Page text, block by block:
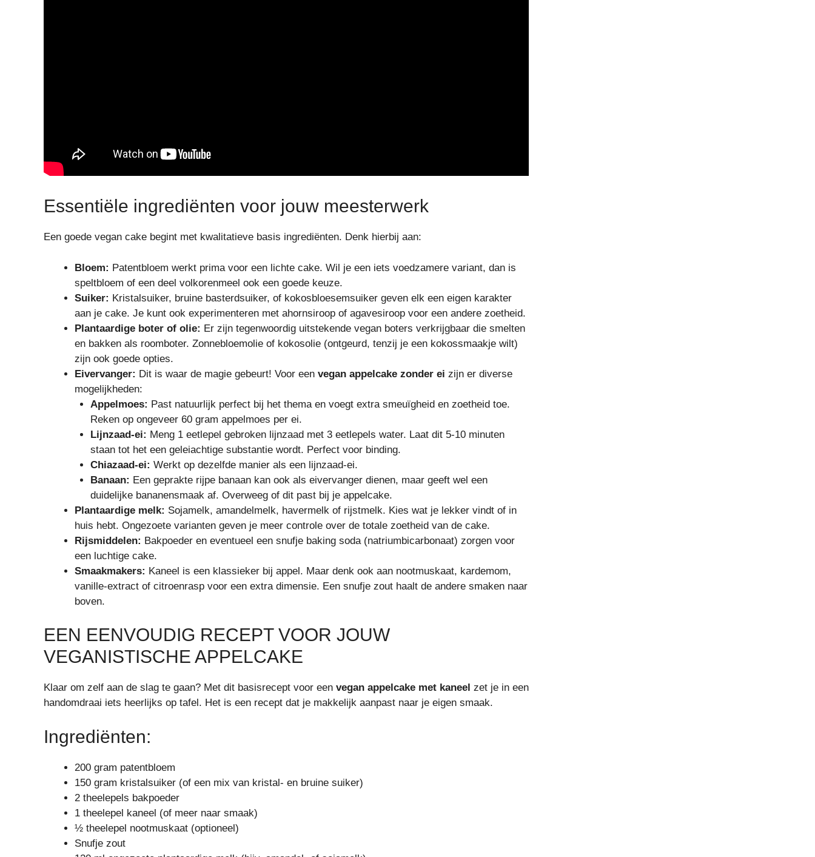
Essentiële ingrediënten voor jouw meesterwerk
Een goede vegan cake begint met kwalitatieve basis ingrediënten. Denk hierbij aan:
Bloem: Patentbloem werkt prima voor een lichte cake. Wil je een iets voedzamere variant, dan is
speltbloem of een deel volkorenmeel ook een goede keuze.
Suiker: Kristalsuiker, bruine basterdsuiker, of kokosbloesemsuiker geven elk een eigen karakter
aan je cake. Je kunt ook experimenteren met ahornsiroop of agavesiroop voor een andere zoetheid.
Plantaardige boter of olie: Er zijn tegenwoordig uitstekende vegan boters verkrijgbaar die smelten
en bakken als roomboter. Zonnebloemolie of kokosolie (ontgeurd, tenzij je een kokossmaakje wilt)
zijn ook goede opties.
Eivervanger: Dit is waar de magie gebeurt! Voor een vegan appelcake zonder ei zijn er diverse
mogelijkheden:
Appelmoes: Past natuurlijk perfect bij het thema en voegt extra smeuïgheid en zoetheid toe.
Reken op ongeveer 60 gram appelmoes per ei.
Lijnzaad-ei: Meng 1 eetlepel gebroken lijnzaad met 3 eetlepels water. Laat dit 5-10 minuten
staan tot het een geleiachtige substantie wordt. Perfect voor binding.
Chiazaad-ei: Werkt op dezelfde manier als een lijnzaad-ei.
Banaan: Een geprakte rijpe banaan kan ook als eivervanger dienen, maar geeft wel een
duidelijke bananensmaak af. Overweeg of dit past bij je appelcake.
Plantaardige melk: Sojamelk, amandelmelk, havermelk of rijstmelk. Kies wat je lekker vindt of in
huis hebt. Ongezoete varianten geven je meer controle over de totale zoetheid van de cake.
Rijsmiddelen: Bakpoeder en eventueel een snufje baking soda (natriumbicarbonaat) zorgen voor
een luchtige cake.
Smaakmakers: Kaneel is een klassieker bij appel. Maar denk ook aan nootmuskaat, kardemom,
vanille-extract of citroenrasp voor een extra dimensie. Een snufje zout haalt de andere smaken naar
boven.
EEN EENVOUDIG RECEPT VOOR JOUW
VEGANISTISCHE APPELCAKE
Klaar om zelf aan de slag te gaan? Met dit basisrecept voor een vegan appelcake met kaneel zet je in een
handomdraai iets heerlijks op tafel. Het is een recept dat je makkelijk aanpast naar je eigen smaak.
Ingrediënten:
200 gram patentbloem
150 gram kristalsuiker (of een mix van kristal- en bruine suiker)
2 theelepels bakpoeder
1 theelepel kaneel (of meer naar smaak)
½ theelepel nootmuskaat (optioneel)
Snufje zout